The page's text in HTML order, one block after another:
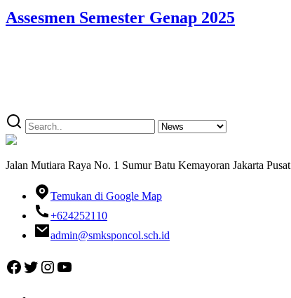
Assesmen Semester Genap 2025
Jalan Mutiara Raya No. 1 Sumur Batu Kemayoran Jakarta Pusat
Temukan di Google Map
+624252110
admin@smksponcol.sch.id
Facebook
Twitter
Instagram
YouTube